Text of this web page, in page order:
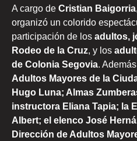
A cargo de Cristian Baigorria
organizó un colorido
participación de los adultos,
Rodeo de la Cruz, y los
de Colonia Segovia.
Adultos Mayores de la
Hugo Luna; Almas
instructora Eliana Tapia; la
Albert; el elenco José
Dirección de Adultos